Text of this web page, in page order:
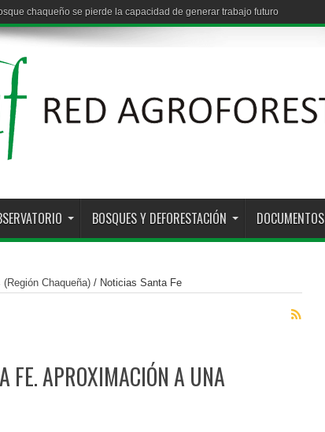
chaqueño se pierde la capacidad de generar trabajo futuro
BOSQUES Y DEFORESTACIÓN DOCUMENTOS
Chaqueña) / Noticias Santa Fe
FE. APROXIMACIÓN A UNA